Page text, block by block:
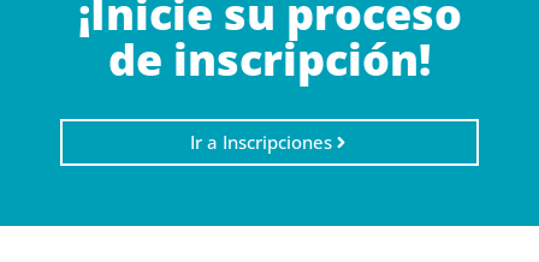
¡Inicie su proceso
de inscripción!
Ir a Inscripciones